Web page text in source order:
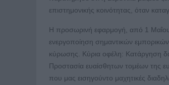
επιστημονικής κοινότητας, όταν
H προσωρινή εφαρμογή, από 1 Μαΐου
ενεργοποίηση σημαντικών
κύρωσης. Κύρια οφέλη: Κατάργηση
Προστασία ευαίσθητων τομέων της
που μας εισηγούντο μαχητικές